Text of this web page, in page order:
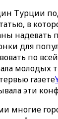
Турции
в
надевать
для
по
молодых
газете
эти
многие